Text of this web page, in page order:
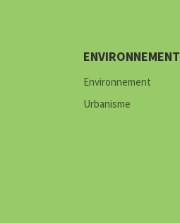
ENVIRONNEMENT
Environnement
Urbanisme